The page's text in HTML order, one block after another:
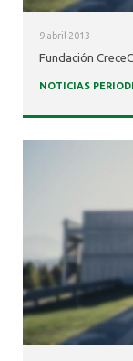
9 abril 2013
Fundación
NOTICIAS